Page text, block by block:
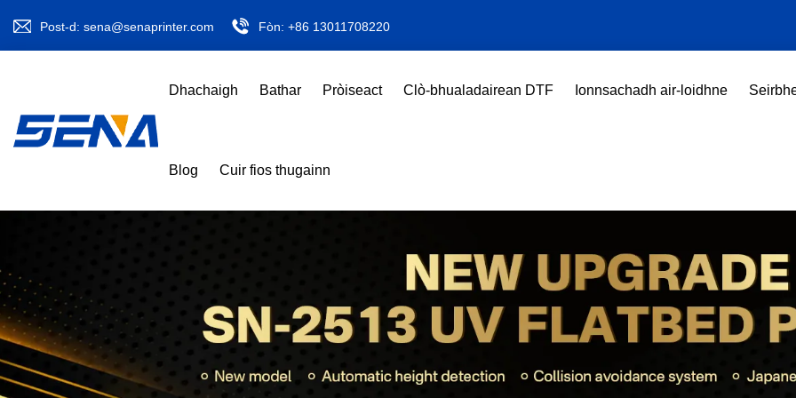
Post-d: sena@senaprinter.com Fòn: +86 13011708220
Dhachaigh Bathar Pròiseact Clò-bhualadairean DTF Ionnsachadh air-loidhne
Blog Cuir fios thugainn